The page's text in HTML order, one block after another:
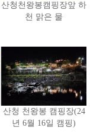
산청천왕봉캠핑장앞 하
천 맑은 물
산청 천왕봉 캠핑장(24
년 6월 16일 캠핑)